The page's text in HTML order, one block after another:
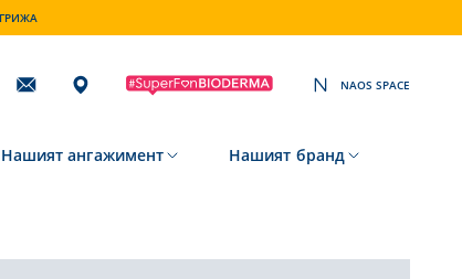
Subscribing
NAOS SPACE
Нашият ангажимент Нашият бранд